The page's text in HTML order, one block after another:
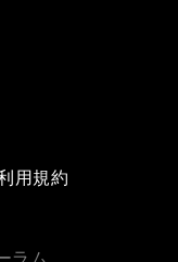
用規約